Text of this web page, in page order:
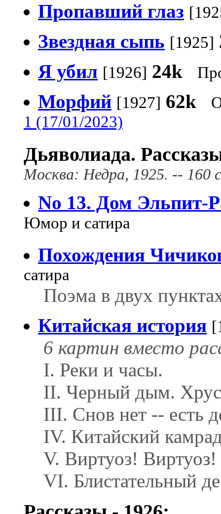
Пропавший глаз
Звездная сыпь [1925]
Я убил [1926] 24k
Морфий [1927] 62k
1 (17/01/2023)
Дьяволиада.
Москва: Недра, 1925. -- 160
No 13. Дом Эльпит-
Юмор и сатира
Похождения
сатира
Поэма в двух
Китайская история
6 картин вместо
I. Реки и часы.
II. Черный дым.
III. Снов нет -- есть
IV. Китайский
V. Виртуоз! Виртуоз!
VI. Блистательный